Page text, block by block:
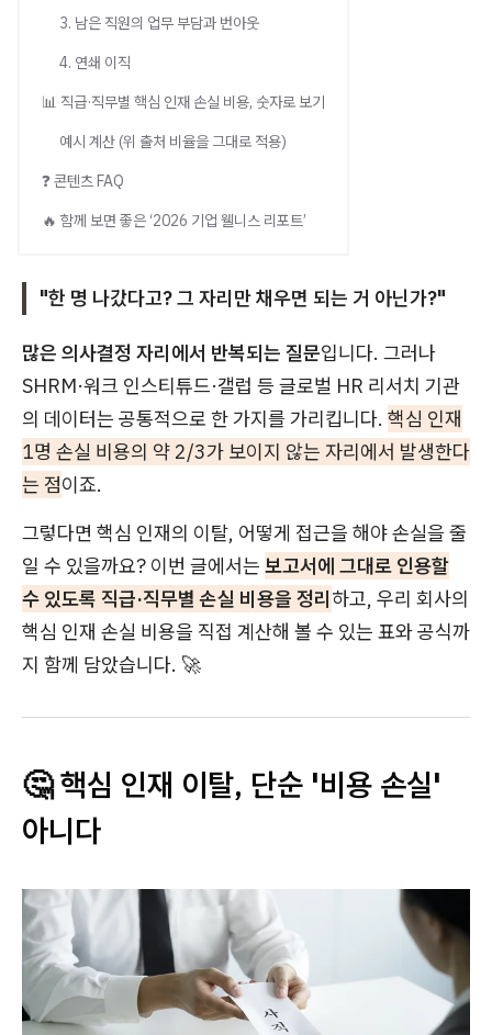
3. 남은 직원의 업무 부담과 번아웃
4. 연쇄 이직
📊 직급·직무별 핵심 인재 손실 비용, 숫자로 보기
예시 계산 (위 출처 비율을 그대로 적용)
❓ 콘텐츠 FAQ
🔥 함께 보면 좋은 ‘2026 기업 웰니스 리포트’
"한 명 나갔다고? 그 자리만 채우면 되는 거 아닌가?"
많은 의사결정 자리에서 반복되는 질문입니다. 그러나
SHRM·워크 인스티튜드·갤럽 등 글로벌 HR 리서치 기관
의 데이터는 공통적으로 한 가지를 가리킵니다. 핵심 인재
1명 손실 비용의 약 2/3가 보이지 않는 자리에서 발생한다
는 점이죠.
그렇다면 핵심 인재의 이탈, 어떻게 접근을 해야 손실을 줄
일 수 있을까요? 이번 글에서는 보고서에 그대로 인용할
수 있도록 직급·직무별 손실 비용을 정리하고, 우리 회사의
핵심 인재 손실 비용을 직접 계산해 볼 수 있는 표와 공식까
지 함께 담았습니다. 🚀
🤔 핵심 인재 이탈, 단순 '비용 손실'
아니다